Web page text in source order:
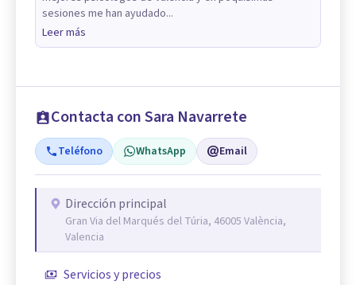
sesiones me han ayudado...
Leer más
Contacta con Sara Navarrete
Teléfono WhatsApp Email
Dirección principal
Gran Via del Marqués del Túria, 46005 València,
Valencia
Servicios y precios